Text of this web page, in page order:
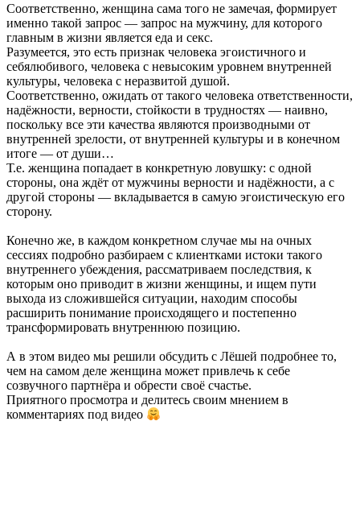
Соответственно, женщина сама того не замечая, формирует
именно такой запрос — запрос на мужчину, для которого
главным в жизни является еда и секс.
Разумеется, это есть признак человека эгоистичного и
себялюбивого, человека с невысоким уровнем внутренней
культуры, человека с неразвитой душой.
Соответственно, ожидать от такого человека ответственности,
надёжности, верности, стойкости в трудностях — наивно,
поскольку все эти качества являются производными от
внутренней зрелости, от внутренней культуры и в конечном
итоге — от души…
Т.е. женщина попадает в конкретную ловушку: с одной
стороны, она ждёт от мужчины верности и надёжности, а с
другой стороны — вкладывается в самую эгоистическую его
сторону.
Конечно же, в каждом конкретном случае мы на очных
сессиях подробно разбираем с клиентками истоки такого
внутреннего убеждения, рассматриваем последствия, к
которым оно приводит в жизни женщины, и ищем пути
выхода из сложившейся ситуации, находим способы
расширить понимание происходящего и постепенно
трансформировать внутреннюю позицию.
А в этом видео мы решили обсудить с Лёшей подробнее то,
чем на самом деле женщина может привлечь к себе
созвучного партнёра и обрести своё счастье.
Приятного просмотра и делитесь своим мнением в
комментариях под видео